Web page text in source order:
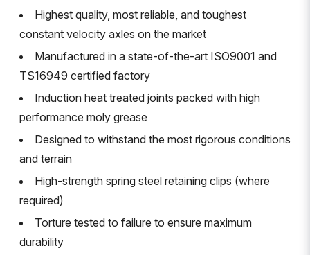
Highest quality, most reliable, and toughest
constant velocity axles on the market
Manufactured in a state-of-the-art ISO9001 and
TS16949 certified factory
Induction heat treated joints packed with high
performance moly grease
Designed to withstand the most rigorous conditions
and terrain
High-strength spring steel retaining clips (where
required)
Torture tested to failure to ensure maximum
durability